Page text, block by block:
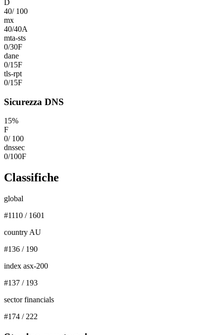
D
40/ 100
mx
40/40A
mta-sts
0/30F
dane
0/15F
tls-rpt
0/15F
Sicurezza DNS
15%
F
0/ 100
dnssec
0/100F
Classifiche
global
#1110 / 1601
country AU
#136 / 190
index asx-200
#137 / 193
sector financials
#174 / 222